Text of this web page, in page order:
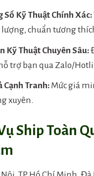
Số Kỹ Thuật Chính Xác:
chuẩn tương
Kỹ Thuật Chuyên Sâu:
trợ bạn qua Zalo/
Cạnh Tranh: Mức giá
xuyên.
Ship Toàn